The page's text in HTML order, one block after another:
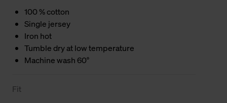
100 % cotton
Single jersey
Iron hot
Tumble dry at low temperature
Machine wash 60°
Fit